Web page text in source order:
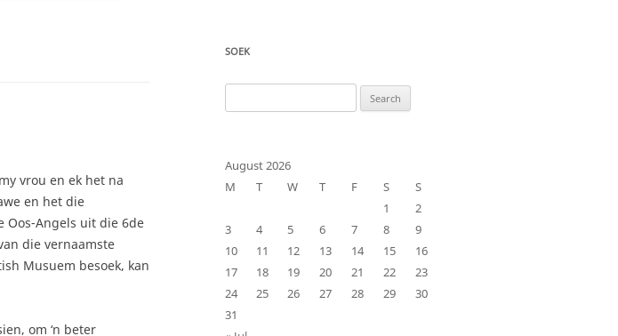
vrou en ek het na
en het die
Oos-Angels uit die 6de
die vernaamste
Musuem besoek, kan
om ‘n beter
SOEK
for:
August 2026
M
T W T F S
S
1
2
3
4 5 6 7 8
9
10
11 12 13 14 15
16
17
18 19 20 21 22
23
24
25 26 27 28 29
30
31